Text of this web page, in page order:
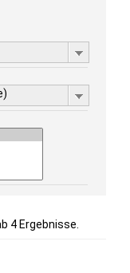
4 Ergebnisse.